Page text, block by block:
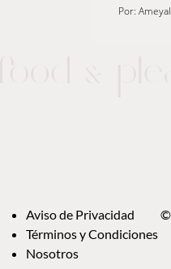
Por:
Aviso de Privacidad
Términos y Condiciones
Nosotros
©